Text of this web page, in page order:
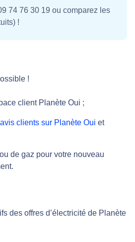
74 76 30 19 ou comparez les
!
!
client Planète Oui ;
avis clients sur Planète Oui et
de gaz pour votre nouveau
des offres d’électricité de Planète